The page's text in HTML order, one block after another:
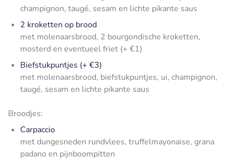
champignon, taugé, sesam en lichte pikante saus
2 kroketten op brood
met molenaarsbrood, 2 bourgondische kroketten,
mosterd en eventueel friet (+ €1)
Biefstukpuntjes (+ €3)
met molenaarsbrood, biefstukpuntjes, ui, champignon,
taugé, sesam en lichte pikante saus
Broodjes:
Carpaccio
met dungesneden rundvlees, truffelmayonaise, grana
padano en pijnboompitten